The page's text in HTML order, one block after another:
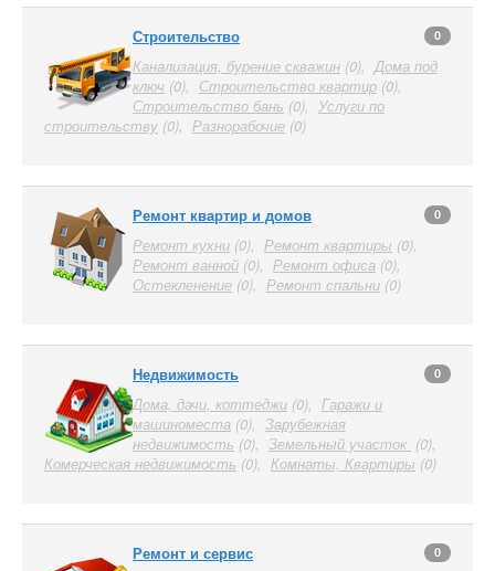
Строительство 0
Канализация, бурение скважин (0),Дома под
ключ (0), Строительство квартир (0),
Строительство бань (0), Услуги по
строительству (0), Разнорабочие (0)
Ремонт квартир и домов 0
Ремонт кухни (0), Ремонт квартиры (0),
Ремонт ванной (0), Ремонт офиса (0),
Остекленение (0), Ремонт спальни (0)
Недвижимость 0
Дома, дачи, коттеджи (0), Гаражи и
машиноместа (0), Зарубежная
недвижимость (0), Земельный участок (0),
Комерческая недвижимость (0), Комнаты, Квартиры (0)
Ремонт и сервис 0